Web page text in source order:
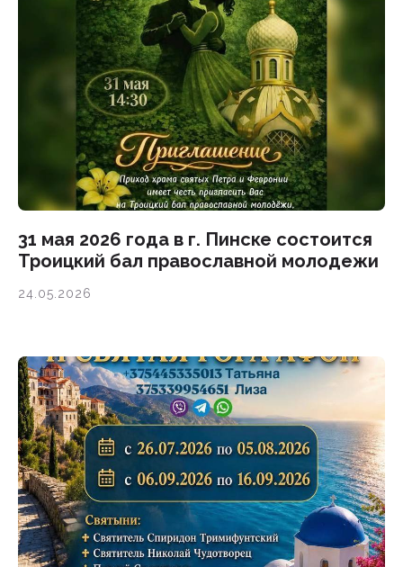
31 мая 2026 года в г. Пинске состоится
Троицкий бал православной молодежи
24.05.2026